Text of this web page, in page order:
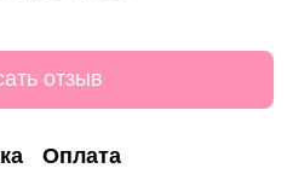
отзыв
Оплата